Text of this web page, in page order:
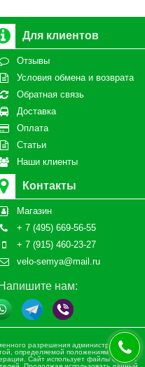
Для клиентов
Отзывы
Условия обмена и возврата
Обратная связь
Доставка
Оплата
Статьи
Наши клиенты
Контакты
Магазин
+ 7 (495) 669-56-55
+ 7 (915) 460-23-27
velo-semya@mail.ru
Напишите нам:
разрешения администрации
определяемой положениями статьи
Сайт использует файлы cookies